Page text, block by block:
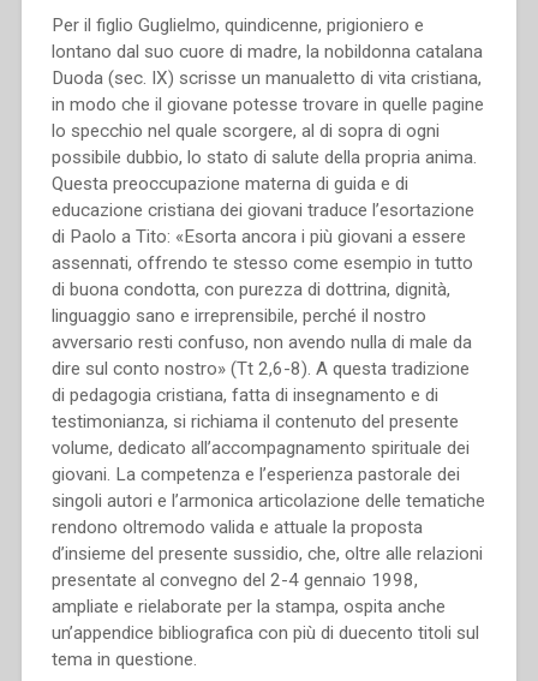
Per il figlio Guglielmo, quindicenne, prigioniero e
lontano dal suo cuore di madre, la nobildonna catalana
Duoda (sec. IX) scrisse un manualetto di vita cristiana,
in modo che il giovane potesse trovare in quelle pagine
lo specchio nel quale scorgere, al di sopra di ogni
possibile dubbio, lo stato di salute della propria anima.
Questa preoccupazione materna di guida e di
educazione cristiana dei giovani traduce l’esortazione
di Paolo a Tito: «Esorta ancora i più giovani a essere
assennati, offrendo te stesso come esempio in tutto
di buona condotta, con purezza di dottrina, dignità,
linguaggio sano e irreprensibile, perché il nostro
avversario resti confuso, non avendo nulla di male da
dire sul conto nostro» (Tt 2,6-8). A questa tradizione
di pedagogia cristiana, fatta di insegnamento e di
testimonianza, si richiama il contenuto del presente
volume, dedicato all’accompagnamento spirituale dei
giovani. La competenza e l’esperienza pastorale dei
singoli autori e l’armonica articolazione delle tematiche
rendono oltremodo valida e attuale la proposta
d’insieme del presente sussidio, che, oltre alle relazioni
presentate al convegno del 2-4 gennaio 1998,
ampliate e rielaborate per la stampa, ospita anche
un’appendice bibliografica con più di duecento titoli sul
tema in questione.